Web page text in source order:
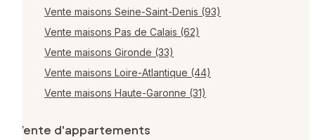
Vente maisons Seine-Saint-Denis (93)
Vente maisons Pas de Calais (62)
Vente maisons Gironde (33)
Vente maisons Loire-Atlantique (44)
Vente maisons Haute-Garonne (31)
Vente d'appartements